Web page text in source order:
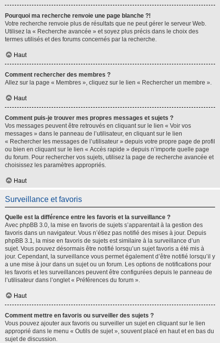
Pourquoi ma recherche renvoie une page blanche ?!
Votre recherche renvoie plus de résultats que ne peut gérer le serveur Web.
Utilisez la « Recherche avancée » et soyez plus précis dans le choix des
termes utilisés et des forums concernés par la recherche.
Haut
Comment rechercher des membres ?
Allez sur la page « Membres », cliquez sur le lien « Rechercher un membre ».
Haut
Comment puis-je trouver mes propres messages et sujets ?
Vos messages peuvent être retrouvés en cliquant sur le lien « Voir vos
messages » dans le panneau de l’utilisateur, en cliquant sur le lien
« Rechercher les messages de l’utilisateur » depuis votre propre page de profil
ou bien en cliquant sur le lien « Accès rapide » depuis n’importe quelle page
du forum. Pour rechercher vos sujets, utilisez la page de recherche avancée et
choisissez les paramètres appropriés.
Haut
Surveillance et favoris
Quelle est la différence entre les favoris et la surveillance ?
Avec phpBB 3.0, la mise en favoris de sujets s’apparentait à la gestion des
favoris dans un navigateur. Vous n’étiez pas notifié des mises à jour. Depuis
phpBB 3.1, la mise en favoris de sujets est similaire à la surveillance d’un
sujet. Vous pouvez désormais être notifié lorsqu’un sujet favoris a été mis à
jour. Cependant, la surveillance vous permet également d’être notifié lorsqu’il y
a une mise à jour dans un sujet ou un forum. Les options de notifications pour
les favoris et les surveillances peuvent être configurées depuis le panneau de
l’utilisateur dans l’onglet « Préférences du forum ».
Haut
Comment mettre en favoris ou surveiller des sujets ?
Vous pouvez ajouter aux favoris ou surveiller un sujet en cliquant sur le lien
approprié dans le menu « Outils de sujet », souvent placé en haut et en bas du
sujet de discussion.